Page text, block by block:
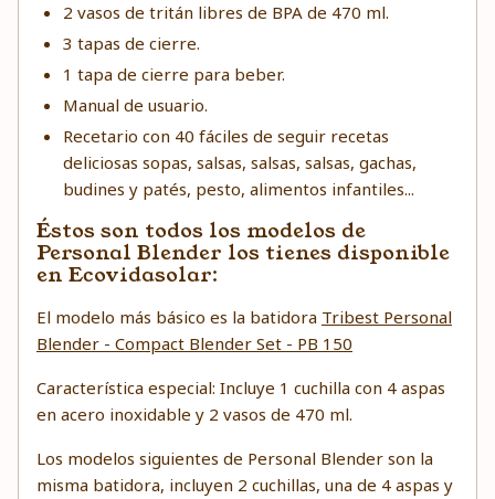
2 vasos de tritán libres de BPA de 470 ml.
3 tapas de cierre.
1 tapa de cierre para beber.
Manual de usuario.
Recetario con 40 fáciles de seguir recetas
deliciosas sopas, salsas, salsas, salsas, gachas,
budines y patés, pesto, alimentos infantiles...
Éstos son todos los modelos de
Personal Blender los tienes disponible
en Ecovidasolar:
El modelo más básico es la batidora Tribest Personal
Blender - Compact Blender Set - PB 150
Característica especial: Incluye 1 cuchilla con 4 aspas
en acero inoxidable y 2 vasos de 470 ml.
Los modelos siguientes de Personal Blender son la
misma batidora, incluyen 2 cuchillas, una de 4 aspas y